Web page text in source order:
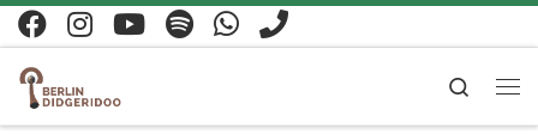
Zum Inhalt springen
Search